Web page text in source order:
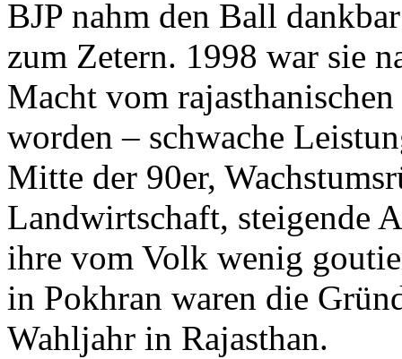
BJP nahm den Ball
zum Zetern. 1998 war sie
Macht vom
worden – schwache
Mitte der 90er,
Landwirtschaft, steigende
ihre vom Volk wenig
in Pokhran waren die
Wahljahr in Rajasthan.